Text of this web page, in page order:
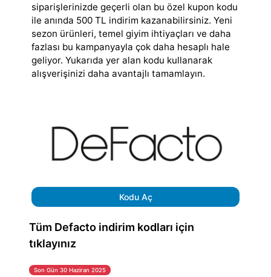
siparişlerinizde geçerli olan bu özel kupon kodu
ile anında 500 TL indirim kazanabilirsiniz. Yeni
sezon ürünleri, temel giyim ihtiyaçları ve daha
fazlası bu kampanyayla çok daha hesaplı hale
geliyor. Yukarıda yer alan kodu kullanarak
alışverişinizi daha avantajlı tamamlayın.
Kodu Aç
Tüm Defacto indirim kodları için
tıklayınız
Son Gün 30 Haziran 2025